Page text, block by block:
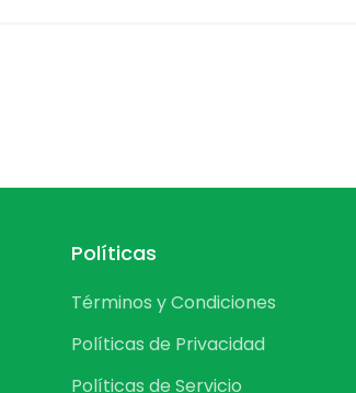
Políticas
Términos y Condiciones
Políticas de Privacidad
Políticas de Servicio